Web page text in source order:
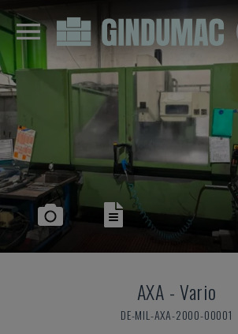
AXA -Vario
DE-MIL-AXA-2000-00001